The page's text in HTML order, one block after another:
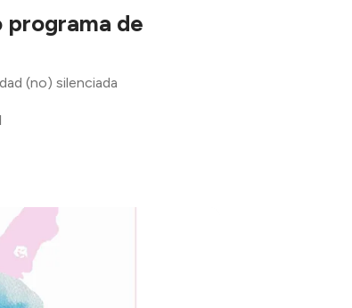
programa de
(no) silenciada